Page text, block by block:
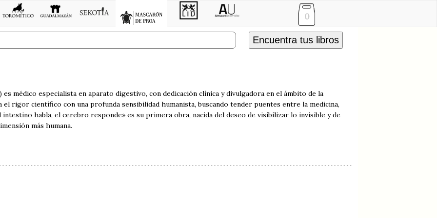
0
Encuentra tus libros
es médico especialista en aparato digestivo, con dedicación clínica y divulgadora en el ámbito de la
rigor científico con una profunda sensibilidad humanista, buscando tender puentes entre la medicina,
intestino habla, el cerebro responde» es su primera obra, nacida del deseo de visibilizar lo invisible y de
más humana.